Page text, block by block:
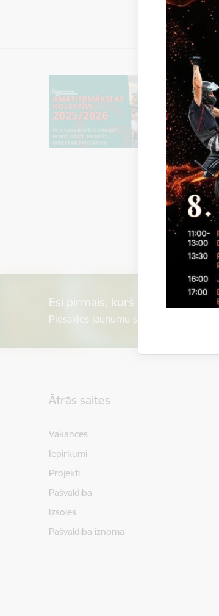
Esi pirmais, kurš uzzina!
Piesakies jaunumu saņemšanai savā e-
Ātrās saites
Vakances
Iepirkumi
Projekti
Pašvaldība
Izsoles
Pašvaldība iznomā